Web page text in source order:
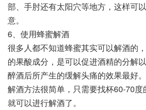
部、手肘还有太阳穴等地方，这样可
意。
6、使用蜂蜜解酒
很多人都不知道蜂蜜其实可以解酒的
的果酸成分，是可以促进酒精的分解
醉酒后所产生的缓解头痛的效果最好
解酒方法很简单，只需要找杯60-70
就可以进行解酒了。